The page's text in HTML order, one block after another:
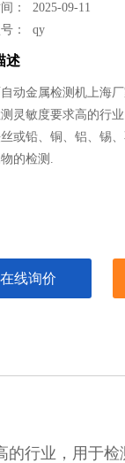
： 2025-09-11
号：qy
述
动金属检测机上海
灵敏度要求高的行
或铅、铜、铝、锡
的检测.
在线询价
行业，用于